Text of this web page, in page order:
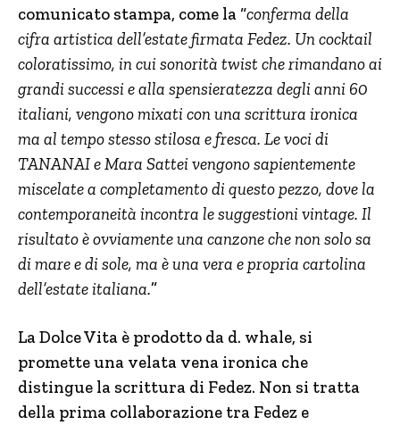
comunicato stampa, come la “conferma della
cifra artistica dell’estate firmata Fedez. Un cocktail
coloratissimo, in cui sonorità twist che rimandano ai
grandi successi e alla spensieratezza degli anni 60
italiani, vengono mixati con una scrittura ironica
ma al tempo stesso stilosa e fresca. Le voci di
TANANAI e Mara Sattei vengono sapientemente
miscelate a completamento di questo pezzo, dove la
contemporaneità incontra le suggestioni vintage. Il
risultato è ovviamente una canzone che non solo sa
di mare e di sole, ma è una vera e propria cartolina
dell’estate italiana.”
La Dolce Vita è prodotto da d. whale, si
promette una velata vena ironica che
distingue la scrittura di Fedez. Non si tratta
della prima collaborazione tra Fedez e